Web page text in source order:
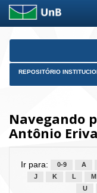
Skip
REPOSITÓRIO
Navegando
Antônio
Ir para: 0-9 A
J
K L M
U